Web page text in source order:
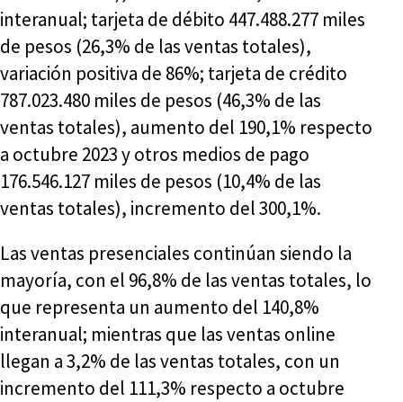
interanual; tarjeta de débito 447.488.277 miles
de pesos (26,3% de las ventas totales),
variación positiva de 86%; tarjeta de crédito
787.023.480 miles de pesos (46,3% de las
ventas totales), aumento del 190,1% respecto
a octubre 2023 y otros medios de pago
176.546.127 miles de pesos (10,4% de las
ventas totales), incremento del 300,1%.
Las ventas presenciales continúan siendo la
mayoría, con el 96,8% de las ventas totales, lo
que representa un aumento del 140,8%
interanual; mientras que las ventas online
llegan a 3,2% de las ventas totales, con un
incremento del 111,3% respecto a octubre